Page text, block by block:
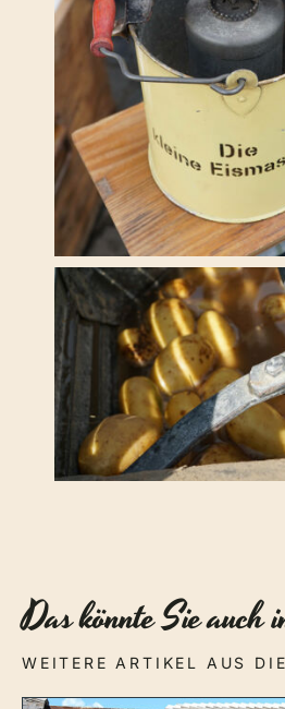
Das könnte Sie auch
WEITERE ARTIKEL AUS